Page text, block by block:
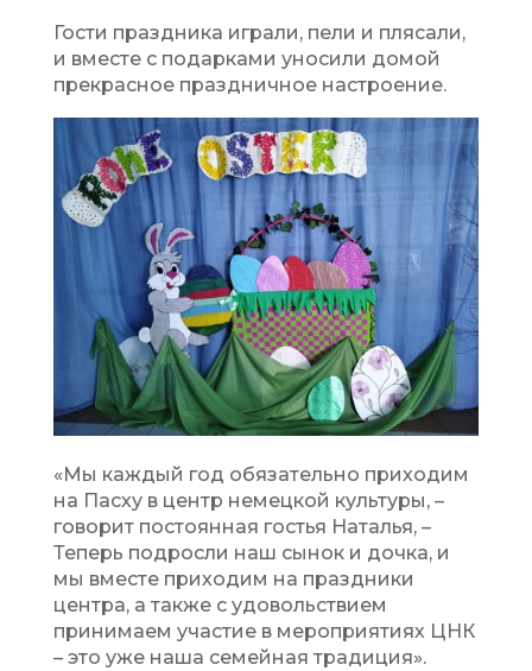
Гости праздника играли, пели и плясали,
и вместе с подарками уносили домой
прекрасное праздничное настроение.
«Мы каждый год обязательно приходим
на Пасху в центр немецкой культуры, –
говорит постоянная гостья Наталья, –
Теперь подросли наш сынок и дочка, и
мы вместе приходим на праздники
центра, а также с удовольствием
принимаем участие в мероприятиях ЦНК
– это уже наша семейная традиция».